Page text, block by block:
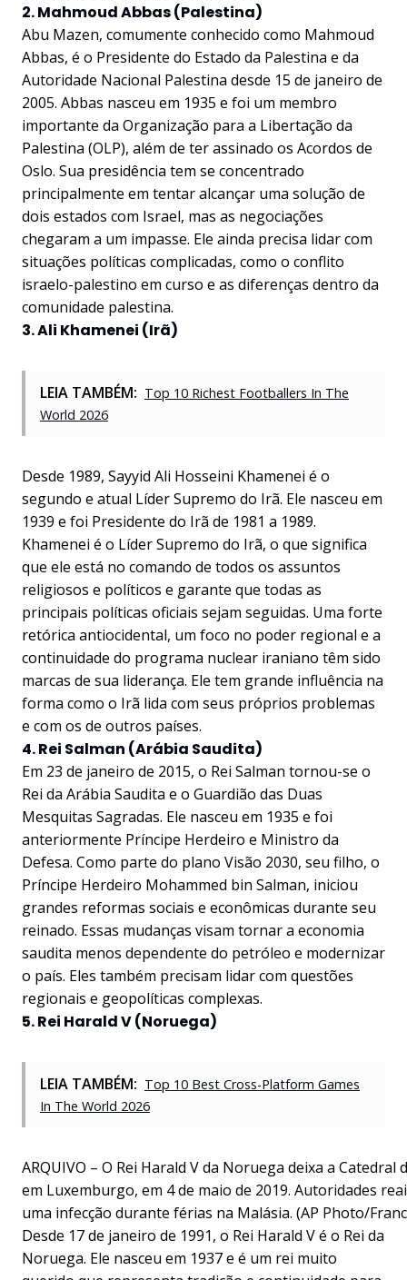
2. Mahmoud Abbas (Palestina)
Abu Mazen, comumente conhecido como Mahmoud
Abbas, é o Presidente do Estado da Palestina e da
Autoridade Nacional Palestina desde 15 de janeiro de
2005. Abbas nasceu em 1935 e foi um membro
importante da Organização para a Libertação da
Palestina (OLP), além de ter assinado os Acordos de
Oslo. Sua presidência tem se concentrado
principalmente em tentar alcançar uma solução de
dois estados com Israel, mas as negociações
chegaram a um impasse. Ele ainda precisa lidar com
situações políticas complicadas, como o conflito
israelo-palestino em curso e as diferenças dentro da
comunidade palestina.
3. Ali Khamenei (Irã)
LEIA TAMBÉM: Top 10 Richest Footballers In The
World 2026
Desde 1989, Sayyid Ali Hosseini Khamenei é o
segundo e atual Líder Supremo do Irã. Ele nasceu em
1939 e foi Presidente do Irã de 1981 a 1989.
Khamenei é o Líder Supremo do Irã, o que significa
que ele está no comando de todos os assuntos
religiosos e políticos e garante que todas as
principais políticas oficiais sejam seguidas. Uma forte
retórica antiocidental, um foco no poder regional e a
continuidade do programa nuclear iraniano têm sido
marcas de sua liderança. Ele tem grande influência na
forma como o Irã lida com seus próprios problemas
e com os de outros países.
4. Rei Salman (Arábia Saudita)
Em 23 de janeiro de 2015, o Rei Salman tornou-se o
Rei da Arábia Saudita e o Guardião das Duas
Mesquitas Sagradas. Ele nasceu em 1935 e foi
anteriormente Príncipe Herdeiro e Ministro da
Defesa. Como parte do plano Visão 2030, seu filho, o
Príncipe Herdeiro Mohammed bin Salman, iniciou
grandes reformas sociais e econômicas durante seu
reinado. Essas mudanças visam tornar a economia
saudita menos dependente do petróleo e modernizar
o país. Eles também precisam lidar com questões
regionais e geopolíticas complexas.
5. Rei Harald V (Noruega)
LEIA TAMBÉM: Top 10 Best Cross-Platform Games
In The World 2026
ARQUIVO – O Rei Harald V da Noruega deixa a
em Luxemburgo, em 4 de maio de 2019. Autoridades
uma infecção durante férias na Malásia. (AP Photo/
Desde 17 de janeiro de 1991, o Rei Harald V é o Rei da
Noruega. Ele nasceu em 1937 e é um rei muito